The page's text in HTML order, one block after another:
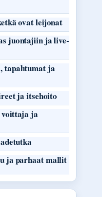
ovat leijonat
juontajiin ja live-
tapahtumat ja
ja itsehoito
ja
ja parhaat mallit